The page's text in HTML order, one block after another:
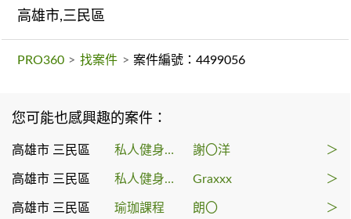
高雄市,三民區
PRO360 > 找案件 > 案件編號：4499056
您可能也感興趣的案件：
高雄市 三民區 私人健身教練 謝〇洋 ＞
高雄市 三民區 私人健身教練 Graxxx ＞
高雄市 三民區 瑜珈課程 朗〇 ＞